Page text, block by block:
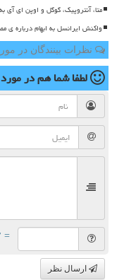
متا، آنتروپیک، گوگل و اوپن ای آی
واکنش ایرانسل به ابهام درباره ی
نظرات بینندگان در
لطفا شما همدر
= ۲ بعلاوه ۵
ارسال نظر